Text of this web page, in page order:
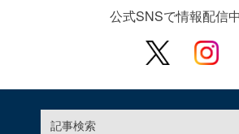
公式SNSで情報配信
記事検索